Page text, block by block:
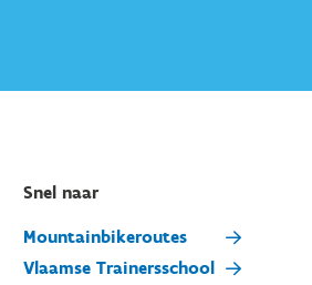
Snel naar
Mountainbikeroutes
Vlaamse Trainersschool